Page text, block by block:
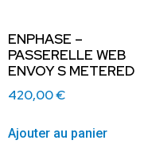
ENPHASE –
PASSERELLE WEB
ENVOY S METERED
420,00€
Ajouter au panier